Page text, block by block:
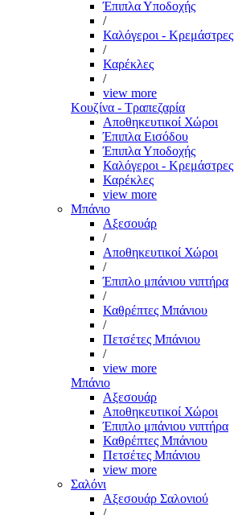
Έπιπλα Υποδοχής
/
Καλόγεροι - Κρεμάστρες
/
Καρέκλες
/
view more
Κουζίνα - Τραπεζαρία
Αποθηκευτικοί Χώροι
Έπιπλα Εισόδου
Έπιπλα Υποδοχής
Καλόγεροι - Κρεμάστρες
Καρέκλες
view more
Μπάνιο
Αξεσουάρ
/
Αποθηκευτικοί Χώροι
/
Έπιπλο μπάνιου νιπτήρα
/
Καθρέπτες Μπάνιου
/
Πετσέτες Μπάνιου
/
view more
Μπάνιο
Αξεσουάρ
Αποθηκευτικοί Χώροι
Έπιπλο μπάνιου νιπτήρα
Καθρέπτες Μπάνιου
Πετσέτες Μπάνιου
view more
Σαλόνι
Αξεσουάρ Σαλονιού